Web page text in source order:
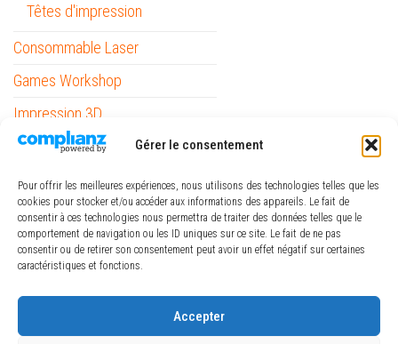
Gérer le consentement
Pour offrir les meilleures expériences, nous utilisons des technologies telles que les
cookies pour stocker et/ou accéder aux informations des appareils. Le fait de
consentir à ces technologies nous permettra de traiter des données telles que le
comportement de navigation ou les ID uniques sur ce site. Le fait de ne pas
consentir ou de retirer son consentement peut avoir un effet négatif sur certaines
caractéristiques et fonctions.
Accepter
Têtes d'impression
Consommable Laser
Games Workshop
Impression 3D
Informatique
Mobilité
Outils
Papeterie / Bureau